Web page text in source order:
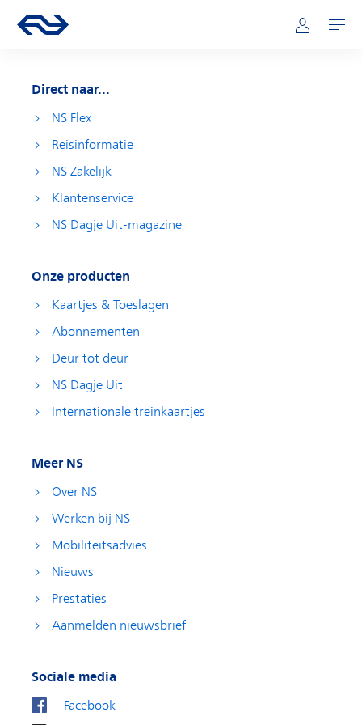
Hoofdnavigatie
Ga naar de homepage van ns.nl Mijn NS
Openen
Direct naar...
NS Flex
Reisinformatie
NS Zakelijk
Klantenservice
NS Dagje Uit-magazine
Onze producten
Kaartjes & Toeslagen
Abonnementen
Deur tot deur
NS Dagje Uit
Internationale treinkaartjes
Meer NS
Over NS
Werken bij NS
Mobiliteitsadvies
Nieuws
Prestaties
Aanmelden nieuwsbrief
Sociale media
Facebook